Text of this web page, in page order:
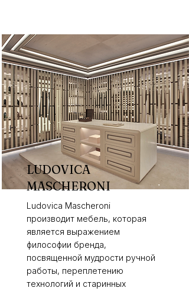
LUDOVICA
MASCHERONI
Ludovica Mascheroni
производит мебель, которая
является выражением
философии бренда,
посвященной мудрости ручной
работы, переплетению
технологий и старинных